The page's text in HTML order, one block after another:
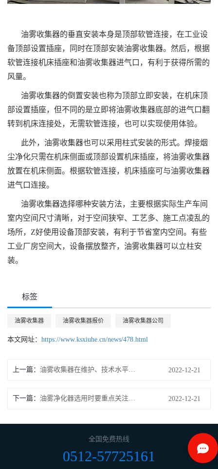
油雾收集器的垂直安装本身是顶部软管连接，在工业设
备顶部设置插座，同时在顶部安装油雾收集器。然后，根据
软管连接机床插座和油雾收集器进气口，有利于获得所需的
风量。
油雾收集器的倒置安装也称为顶部立即安装，在机床顶
部设置插座，但不同的是立即将油雾收集器底部的进气口翻
转到机床连接处，无需软管连接，也可以实现使用体验。
此外，油雾收集器也可以采用柱式安装的形式。焊接烟
尘净化只需在机床侧面或顶部设置机床插座，将油雾收集器
放置在机床侧面。根据软管连接，机床插座可与油雾收集器
进气口连接。
油雾收集器选择哪种安装方法，主要根据实际生产车间
室内空间尺寸清晰，对于空间狭窄、工艺多、施工点凌乱的
场所，Z好使用设备顶部安装，有利于节省室内空间。有些
工业厂房空间大，设备摆放整齐，油雾收集器可以立柱安
装。
标签
油雾收集器 油雾收集器报价 油雾收集器公司
本文网址： https://www.ksxiuhe.cn/news/478.html
上一篇： 油雾收集器在维护、技术水平及工程化方面的问题 2022-12-21
下一篇： 油雾净化器选用时要重点关注的问题 2022-12-21
全国免费热线
0512-57725161